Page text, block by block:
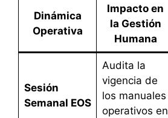
Dinámica
Operativa
Impacto en
la Gestión
Humana
Sesión
Semanal EOS
Audita la
vigencia de
los manuales
operativos en